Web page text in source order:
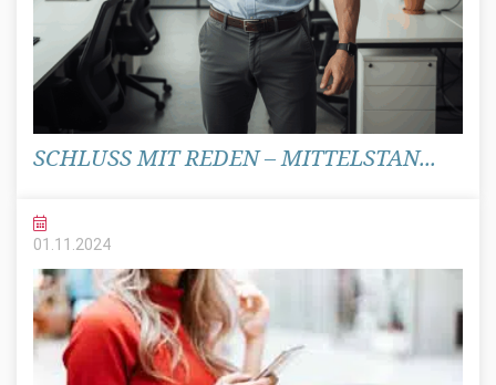
SCHLUSS MIT REDEN – MITTELSTAN...
01.11. 2024